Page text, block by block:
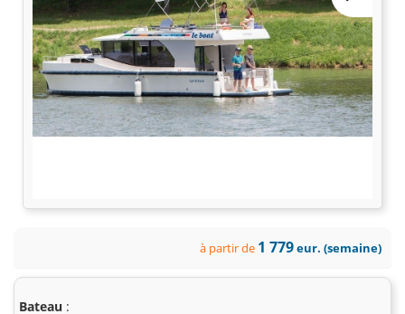
à partir de 1 779eur. (semaine)
Bateau :